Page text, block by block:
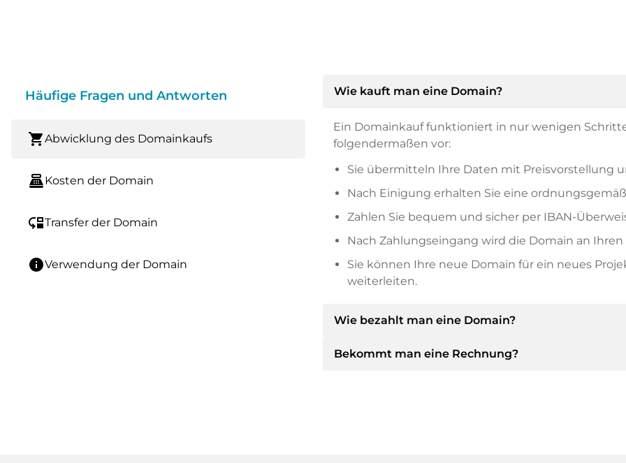
Häufige Fragen und Antworten
shopping_cartAbwicklung des Domainkaufs
point_of_saleKosten der Domain
move_downTransfer der Domain
infoVerwendung der Domain
Wie kauft man eine Domain?
Ein Domainkauf funktioniert in nur wenigen
folgendermaßen vor:
Sie übermitteln Ihre Daten mit Preisvorstellung
Nach Einigung erhalten Sie eine
Zahlen Sie bequem und sicher per IBAN-
Nach Zahlungseingang wird die Domain an
Sie können Ihre neue Domain für ein neues
weiterleiten.
Wie bezahlt man eine Domain?
Nach einer Einigung wird der Inhaber Ihnen die
Bekommt man eine Rechnung?